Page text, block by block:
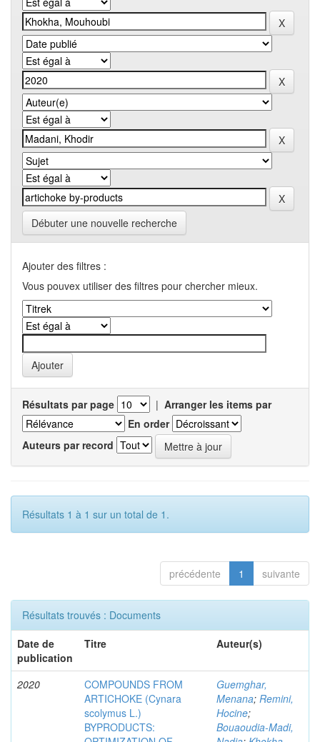
Débuter une nouvelle recherche
Ajouter des filtres :
Vous pouvex utiliser des filtres pour chercher mieux.
Résultats par page | Arranger les items par
En order
Auteurs par record
Résultats 1 à 1 sur un total de 1.
précédente 1 suivante
Résultats trouvés : Documents
Date de
publication
Titre Auteur(s)
2020
COMPOUNDS FROM
ARTICHOKE (Cynara
scolymus L.)
BYPRODUCTS:
Guemghar,
Menana; Remini,
Hocine;
Bouaoudia-Madi,